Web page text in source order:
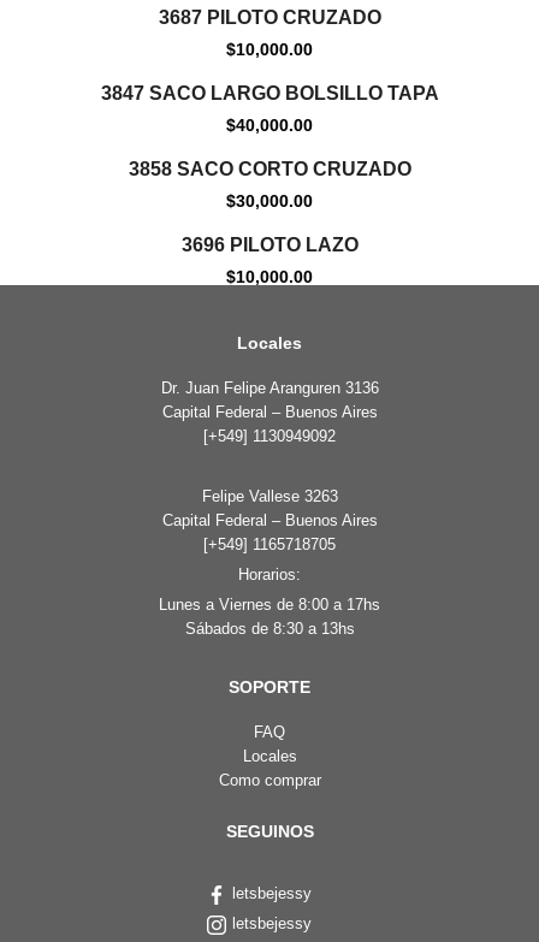
3687 PILOTO CRUZADO
$10,000.00
3847 SACO LARGO BOLSILLO TAPA
$40,000.00
3858 SACO CORTO CRUZADO
$30,000.00
3696 PILOTO LAZO
$10,000.00
Locales
Dr. Juan Felipe Aranguren 3136
Capital Federal – Buenos Aires
[+549] 1130949092
Felipe Vallese 3263
Capital Federal – Buenos Aires
[+549] 1165718705
Horarios:
Lunes a Viernes de 8:00 a 17hs
Sábados de 8:30 a 13hs
SOPORTE
FAQ
Locales
Como comprar
SEGUINOS
letsbejessy
letsbejessy